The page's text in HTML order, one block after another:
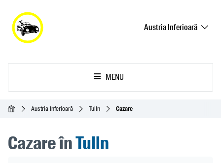
Austria Inferioară
MENU
Acasă Austria Inferioară Tulln Cazare
Cazare înTulln